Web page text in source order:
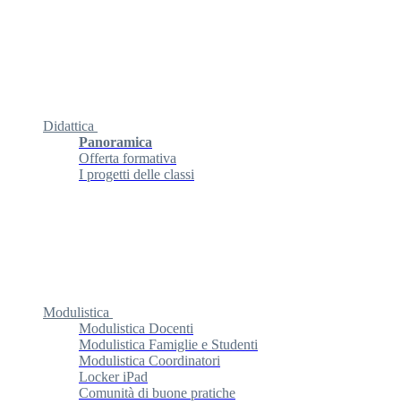
Didattica
Panoramica
Offerta formativa
I progetti delle classi
Modulistica
Modulistica Docenti
Modulistica Famiglie e Studenti
Modulistica Coordinatori
Locker iPad
Comunità di buone pratiche